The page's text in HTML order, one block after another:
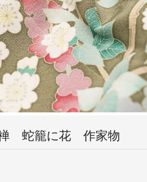
蛇籠に花 作家物